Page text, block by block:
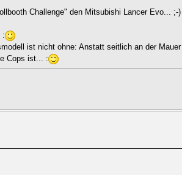
Challenge" den Mitsubishi Lancer Evo... ;-)
:
ist nicht ohne: Anstatt seitlich an der Mauer
Cops ist... :